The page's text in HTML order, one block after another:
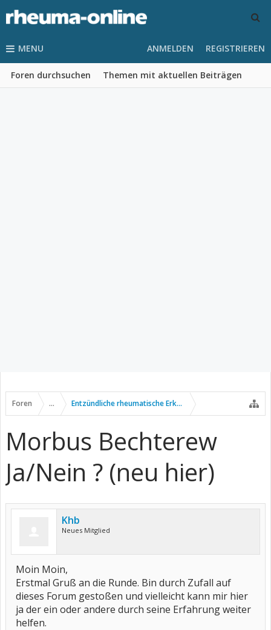
MENU
Foren durchsuchen Themen mit aktuellen Beiträgen
ANMELDEN REGISTRIEREN
Foren ... Entzündliche rheumatische Erkrankungen
Morbus Bechterew
Ja/Nein ? (neu hier)
Khb
Neues Mitglied
Moin Moin,
Erstmal Gruß an die Runde. Bin durch Zufall auf
dieses Forum gestoßen und vielleicht kann mir hier
ja der ein oder andere durch seine Erfahrung weiter
helfen.